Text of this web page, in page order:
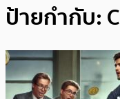
ป้ายกำกับ: